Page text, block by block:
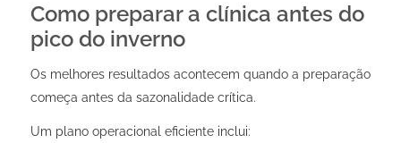
Como preparar a clínica antes do
pico do inverno
Os melhores resultados acontecem quando a preparação
começa antes da sazonalidade crítica.
Um plano operacional eficiente inclui: